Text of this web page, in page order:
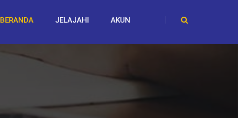
BERANDA JELAJAHI AKUN